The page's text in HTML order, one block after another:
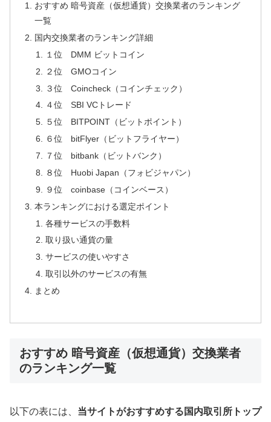
おすすめ 暗号資産（仮想通貨）交換業者のランキング
一覧
国内交換業者のランキング詳細
１位 DMM ビットコイン
２位 GMOコイン
３位 Coincheck（コインチェック）
４位 SBI VCトレード
５位 BITPOINT（ビットポイント）
６位 bitFlyer（ビットフライヤー）
７位 bitbank（ビットバンク）
８位 Huobi Japan（フォビジャパン）
９位 coinbase（コインベース）
本ランキングにおける選定ポイント
各種サービスの手数料
取り扱い通貨の量
サービスの使いやすさ
取引以外のサービスの有無
まとめ
おすすめ 暗号資産（仮想通貨）交換業者
のランキング一覧
以下の表には、 当サイトがおすすめする国内取引所トップ